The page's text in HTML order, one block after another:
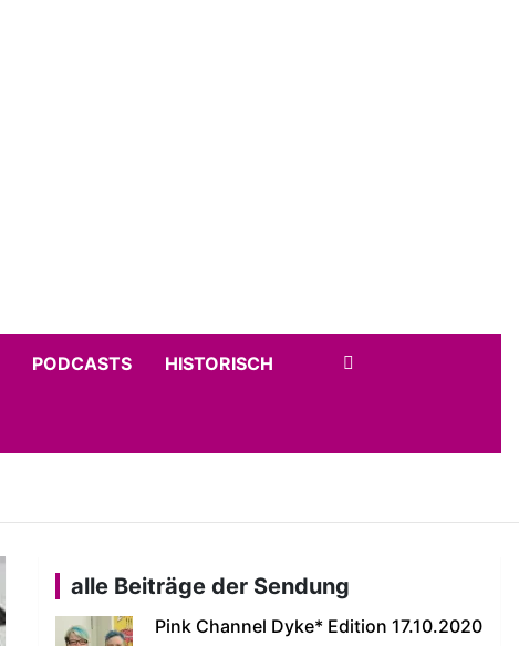
PODCASTS HISTORISCH
alle Beiträge der Sendung
Pink Channel Dyke* Edition 17.10.2020